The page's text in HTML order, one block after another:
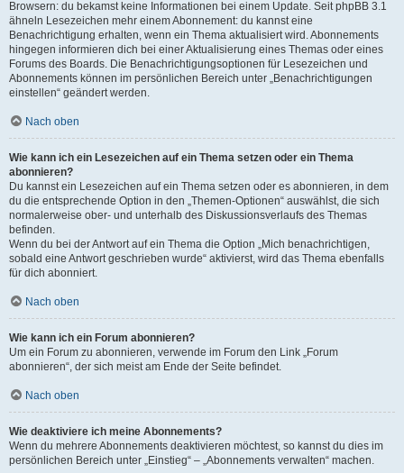
Browsern: du bekamst keine Informationen bei einem Update. Seit phpBB 3.1
ähneln Lesezeichen mehr einem Abonnement: du kannst eine
Benachrichtigung erhalten, wenn ein Thema aktualisiert wird. Abonnements
hingegen informieren dich bei einer Aktualisierung eines Themas oder eines
Forums des Boards. Die Benachrichtigungsoptionen für Lesezeichen und
Abonnements können im persönlichen Bereich unter „Benachrichtigungen
einstellen“ geändert werden.
Nach oben
Wie kann ich ein Lesezeichen auf ein Thema setzen oder ein Thema
abonnieren?
Du kannst ein Lesezeichen auf ein Thema setzen oder es abonnieren, in dem
du die entsprechende Option in den „Themen-Optionen“ auswählst, die sich
normalerweise ober- und unterhalb des Diskussionsverlaufs des Themas
befinden.
Wenn du bei der Antwort auf ein Thema die Option „Mich benachrichtigen,
sobald eine Antwort geschrieben wurde“ aktivierst, wird das Thema ebenfalls
für dich abonniert.
Nach oben
Wie kann ich ein Forum abonnieren?
Um ein Forum zu abonnieren, verwende im Forum den Link „Forum
abonnieren“, der sich meist am Ende der Seite befindet.
Nach oben
Wie deaktiviere ich meine Abonnements?
Wenn du mehrere Abonnements deaktivieren möchtest, so kannst du dies im
persönlichen Bereich unter „Einstieg“ – „Abonnements verwalten“ machen.